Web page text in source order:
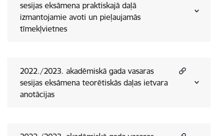
sesijas eksāmena praktiskajā daļā
izmantojamie avoti un pieļaujamās
tīmekļvietnes
2022./2023. akadēmiskā gada vasaras
sesijas eksāmena teorētiskās daļas ietvara
anotācijas